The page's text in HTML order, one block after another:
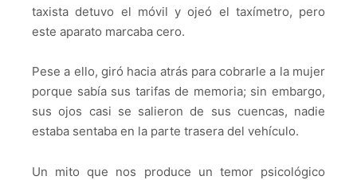
taxista detuvo el móvil y ojeó el taxímetro, pero
este aparato marcaba cero.
Pese a ello, giró hacia atrás para cobrarle a la mujer
porque sabía sus tarifas de memoria; sin embargo,
sus ojos casi se salieron de sus cuencas, nadie
estaba sentaba en la parte trasera del vehículo.
Un mito que nos produce un temor psicológico